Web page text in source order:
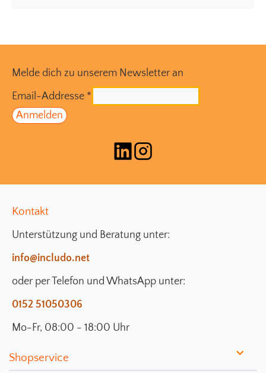
Melde dich zu unserem Newsletter an
Email-Addresse *
Kontakt
Unterstützung und Beratung unter:
info@includo.net
oder per Telefon und WhatsApp unter:
0152 51050306
Mo-Fr, 08:00 - 18:00 Uhr
Shopservice